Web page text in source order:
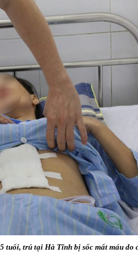
tuổi, trú tại Hà Tĩnh bị sốc mất máu